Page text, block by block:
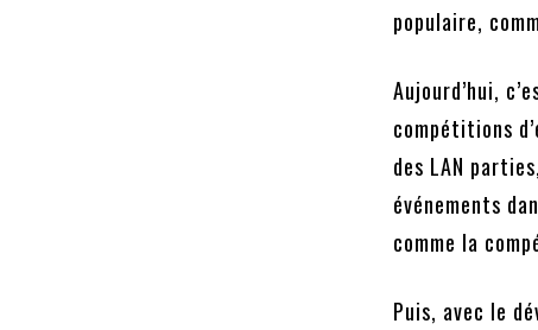
populaire,
Aujourd’hui,
compétitions
des LAN
événements
comme la
Puis, avec le